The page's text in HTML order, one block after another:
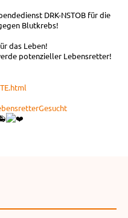
DRK-NSTOB für die
Blutkrebs!
das Leben!
potenzieller Lebensretter!